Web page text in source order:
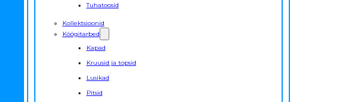
Tuhatoosid
Kollektsioonid
Köögitarbed
Kapad
Kruusid ja topsid
Lusikad
Pitsid